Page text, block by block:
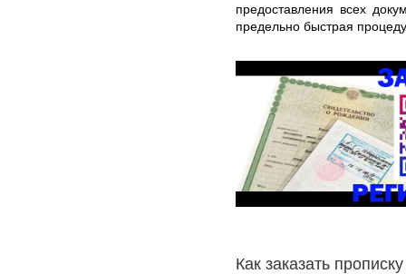
предоставления всех
предельно быстрая
Как заказать